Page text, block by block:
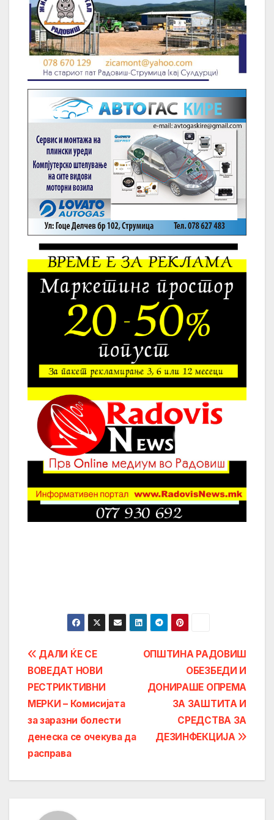
Post
navigation
ОПШТИНА РАДОВИШ
ОБЕЗБЕДИ И
ДОНИРАШЕ ОПРЕМА
ЗА ЗАШТИТА И
СРЕДСТВА ЗА
ДЕЗИНФЕКЦИЈА
ДАЛИ ЌЕ СЕ
ВОВЕДАТ НОВИ
РЕСТРИКТИВНИ
МЕРКИ – Комисијата
за заразни болести
денеска се очекува да
расправа